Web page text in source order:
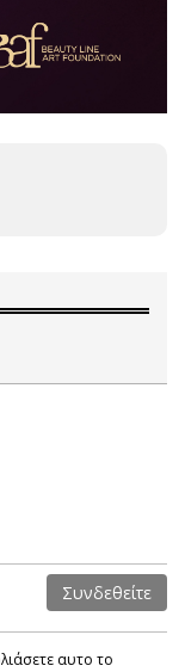
Συνδεθείτε
αυτο το